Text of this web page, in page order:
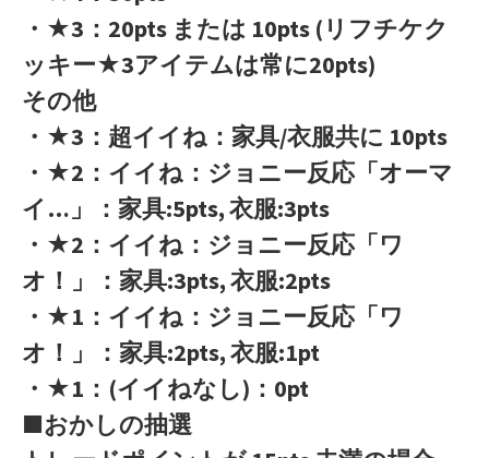
・★3：20pts または 10pts (リフチケク
ッキー★3アイテムは常に20pts)
その他
・★3：超イイね：家具/衣服共に 10pts
・★2：イイね：ジョニー反応「オーマ
イ…」：家具:5pts, 衣服:3pts
・★2：イイね：ジョニー反応「ワ
オ！」：家具:3pts, 衣服:2pts
・★1：イイね：ジョニー反応「ワ
オ！」：家具:2pts, 衣服:1pt
・★1：(イイねなし)：0pt
■おかしの抽選